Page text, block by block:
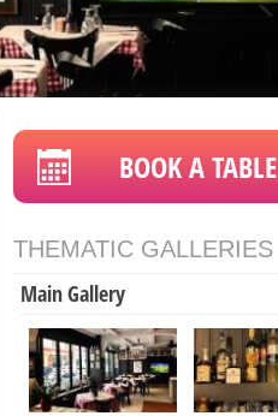
BOOK A TABLE
THEMATIC GALLERIES
Main Gallery